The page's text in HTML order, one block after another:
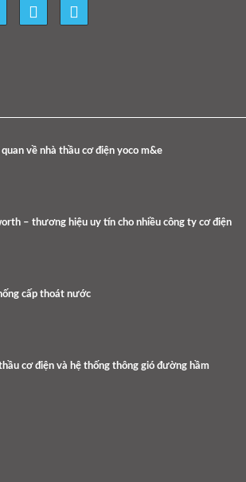
quan về nhà thầu cơ điện yoco m&e
– thương hiệu uy tín cho nhiều công ty cơ điện
cấp thoát nước
cơ điện và hệ thống thông gió đường hầm